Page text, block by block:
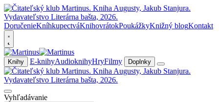
DoručenieKníhkupectváKnihovrátokPoukážkyKnižný blogKontakt
Knihy E-knihyAudioknihyHryFilmy Doplnky
Vyhľadávanie